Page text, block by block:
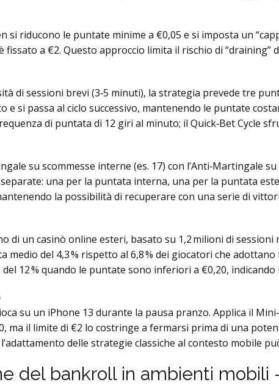
si riducono le puntate minime a €0,05 e si imposta un
fissato a €2. Questo approccio limita il rischio di “draining”
di sessioni brevi (3‑5 minuti), la strategia prevede tre
e si passa al ciclo successivo, mantenendo le puntate
di puntata di 12 giri al minuto; il Quick‑Bet Cycle
su scommesse interne (es. 17) con l’Anti‑Martingale
una per la puntata interna, una per la puntata
la possibilità di recuperare con una serie di
di un casinò online esteri, basato su 1,2 milioni di
medio del 4,3 % rispetto al 6,8 % dei giocatori che
12 % quando le puntate sono inferiori a €0,20,
su un iPhone 13 durante la pausa pranzo. Applica il
ma il limite di €2 lo costringe a fermarsi prima di una
delle strategie classiche al contesto mobile
del bankroll in ambienti mobili